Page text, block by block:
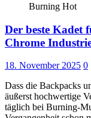
Burning Hot
Der beste Kadet
Chrome
18. November 2025 0
Dass die Backpacks
äußerst hochwertige
täglich bei Burning-